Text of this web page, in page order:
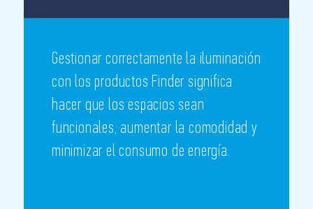
Gestionar correctamente la iluminación
con los productos Finder significa
hacer que los espacios sean
funcionales, aumentar la comodidad y
minimizar el consumo de energía.